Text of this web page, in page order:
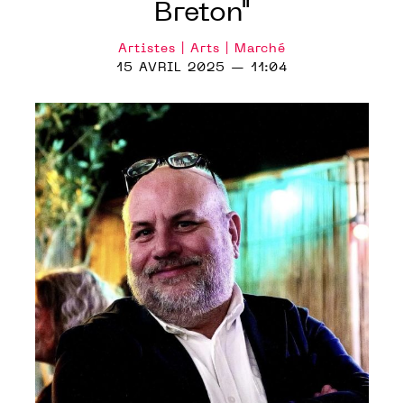
Breton"
Artistes | Arts | Marché
15 AVRIL 2025 — 11:04